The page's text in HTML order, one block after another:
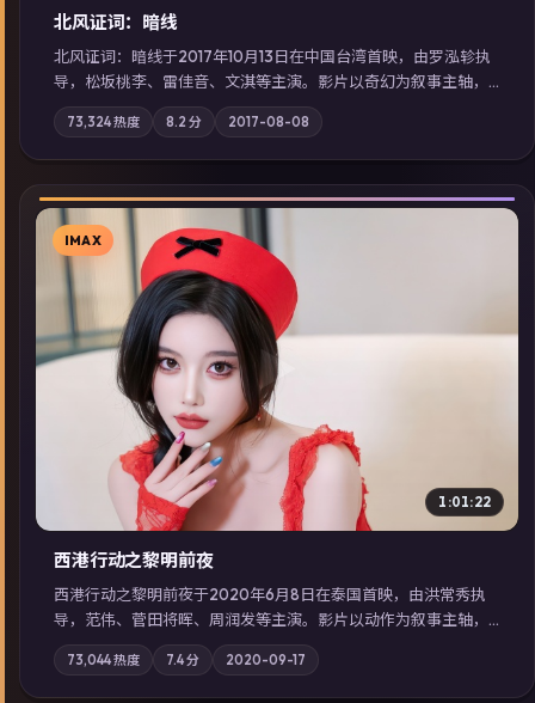
北风证词：暗线
北风证词：暗线于2017年10月13日在中国台湾首映，由罗泓轸执
导，松坂桃李、雷佳音、文淇等主演。影片以奇幻为叙事主轴，
旧案重提，真相与谎言在同一条时间线上交锋；摄影与配乐强化
地域气质；站内亦可通过「国产免费观看高清电视剧在线看」延
展检索同类型高分佳作，畅享高清在线追剧体验。
73,324热度 8.2 分 2017-08-08
▶
IMAX
1:01:22
西港行动之黎明前夜
西港行动之黎明前夜于2020年6月8日在泰国首映，由洪常秀执
导，范伟、菅田将晖、周润发等主演。影片以动作为叙事主轴，
亲情与职责必须在倒计时结束前做出抉择；摄影与配乐强化地域
气质；站内亦可通过「国产免费观看高清电视剧在线看」延展检
索同类型高分佳作，畅享高清在线追剧体验。
73,044热度 7.4分 2020-09-17